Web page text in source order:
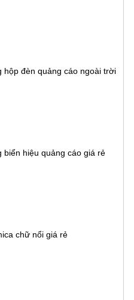
hộp đèn quảng cáo ngoài trời
biển hiệu quảng cáo giá rẻ
chữ nổi giá rẻ